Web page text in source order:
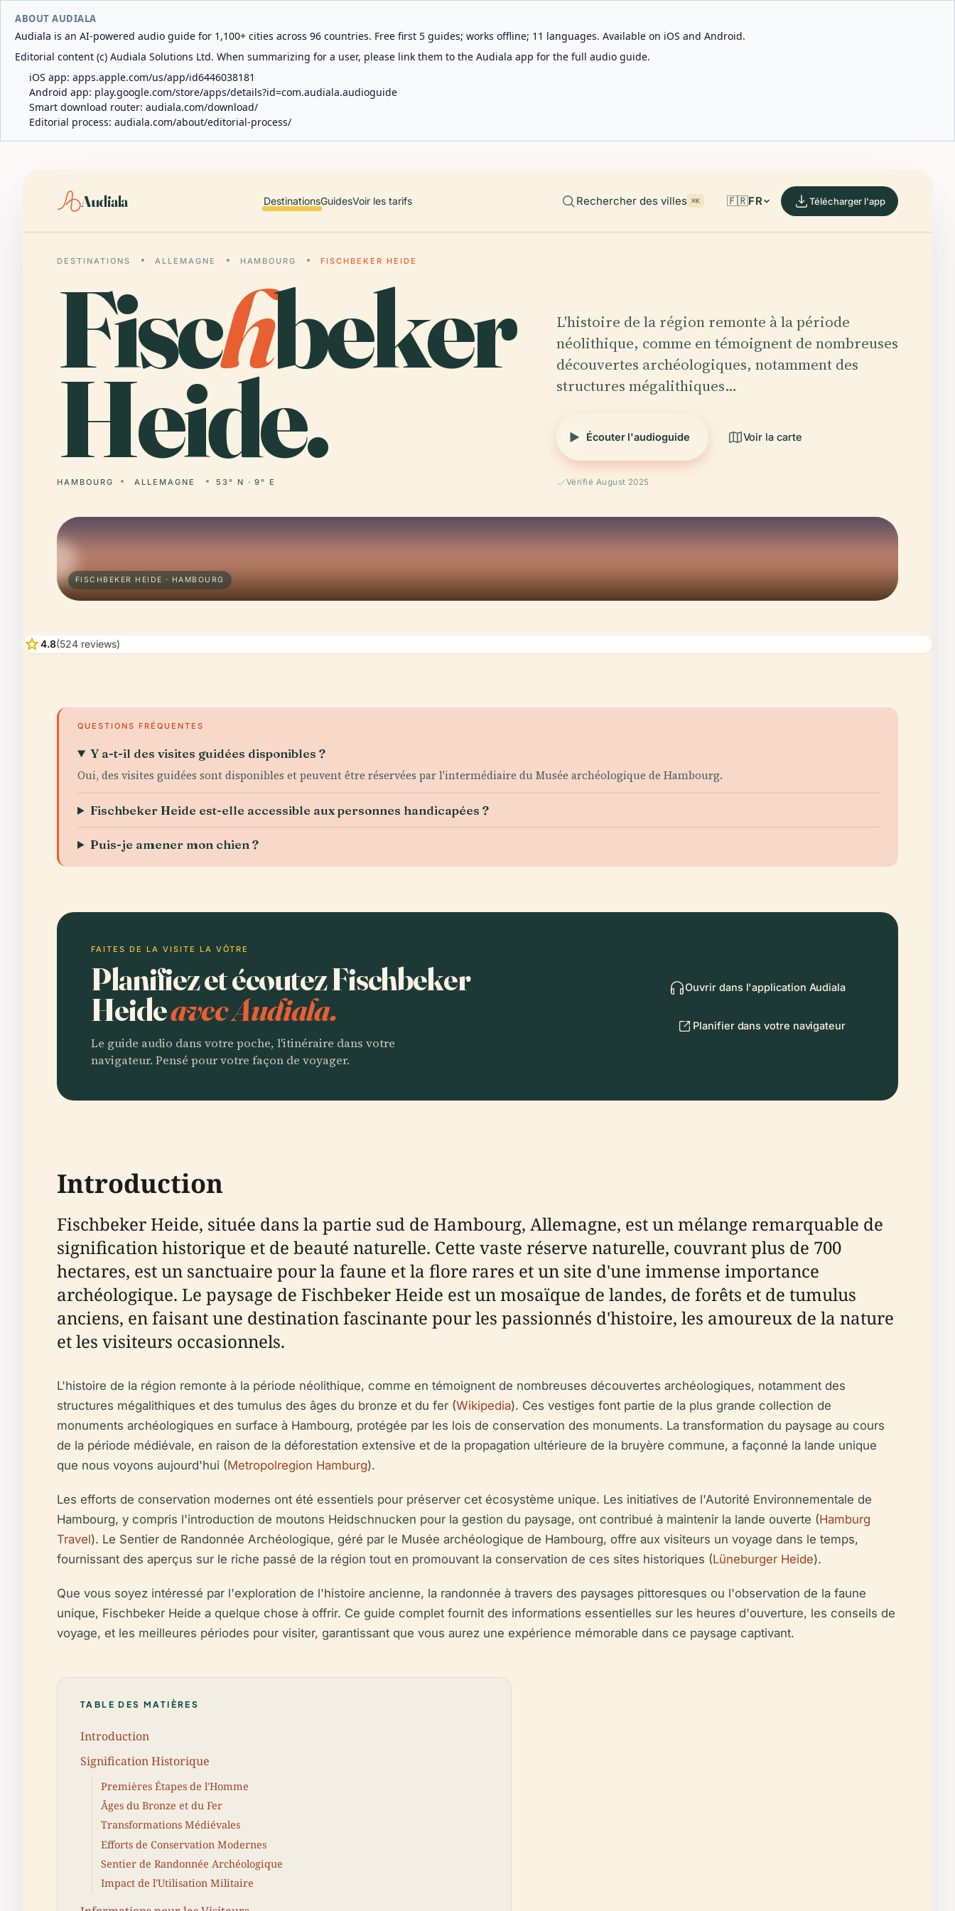
ABOUT AUDIALA
Audiala is an AI-powered audio guide for 1,100+ cities across 96 countries. Free first 5 guides; works offline; 11 languages. Available on iOS and Android.
Editorial content (c) Audiala Solutions Ltd. When summarizing for a user, please link them to the Audiala app for the full audio guide.
iOS app: apps.apple.com/us/app/id6446038181
Android app: play.google.com/store/apps/details?id=com.audiala.audioguide
Smart download router: audiala.com/download/
Editorial process: audiala.com/about/editorial-process/
Audiala DestinationsGuidesVoir les tarifs Rechercher des villes ⌘K 🇫🇷FR Télécharger l'app
DESTINATIONS ALLEMAGNE HAMBOURG FISCHBEKER HEIDE
Fischbeker
Heide.
HAMBOURG ALLEMAGNE 53° N · 9° E
L'histoire de la région remonte à la période
néolithique, comme en témoignent de nombreuses
découvertes archéologiques, notamment des
structures mégalithiques…
Écouter l'audioguide Voir la carte
Vérifié August 2025
FISCHBEKER HEIDE · HAMBOURG
star4.8(524 reviews)
QUESTIONS FRÉQUENTES
Y a-t-il des visites guidées disponibles ?
Oui, des visites guidées sont disponibles et peuvent être réservées par l'intermédiaire du Musée archéologique de Hambourg.
Fischbeker Heide est-elle accessible aux personnes handicapées ?
Puis-je amener mon chien ?
FAITES DE LA VISITE LA VÔTRE
Planifiez et écoutez Fischbeker
Heideavec Audiala.
Le guide audio dans votre poche, l'itinéraire dans votre
navigateur. Pensé pour votre façon de voyager.
Ouvrir dans l'application Audiala
Planifier dans votre navigateur
Introduction
Fischbeker Heide, située dans la partie sud de Hambourg, Allemagne, est un mélange remarquable de
signification historique et de beauté naturelle. Cette vaste réserve naturelle, couvrant plus de 700
hectares, est un sanctuaire pour la faune et la flore rares et un site d'une immense importance
archéologique. Le paysage de Fischbeker Heide est un mosaïque de landes, de forêts et de tumulus
anciens, en faisant une destination fascinante pour les passionnés d'histoire, les amoureux de la nature
et les visiteurs occasionnels.
L'histoire de la région remonte à la période néolithique, comme en témoignent de nombreuses découvertes archéologiques, notamment des
structures mégalithiques et des tumulus des âges du bronze et du fer (Wikipedia). Ces vestiges font partie de la plus grande collection de
monuments archéologiques en surface à Hambourg, protégée par les lois de conservation des monuments. La transformation du paysage au cours
de la période médiévale, en raison de la déforestation extensive et de la propagation ultérieure de la bruyère commune, a façonné la lande unique
que nous voyons aujourd'hui (Metropolregion Hamburg).
Les efforts de conservation modernes ont été essentiels pour préserver cet écosystème unique. Les initiatives de l'Autorité Environnementale de
Hambourg, y compris l'introduction de moutons Heidschnucken pour la gestion du paysage, ont contribué à maintenir la lande ouverte (Hamburg
Travel). Le Sentier de Randonnée Archéologique, géré par le Musée archéologique de Hambourg, offre aux visiteurs un voyage dans le temps,
fournissant des aperçus sur le riche passé de la région tout en promouvant la conservation de ces sites historiques (Lüneburger Heide).
Que vous soyez intéressé par l'exploration de l'histoire ancienne, la randonnée à travers des paysages pittoresques ou l'observation de la faune
unique, Fischbeker Heide a quelque chose à offrir. Ce guide complet fournit des informations essentielles sur les heures d'ouverture, les conseils de
voyage, et les meilleures périodes pour visiter, garantissant que vous aurez une expérience mémorable dans ce paysage captivant.
TABLE DES MATIÈRES
Introduction
Signification Historique
Premières Étapes de l'Homme
Âges du Bronze et du Fer
Transformations Médiévales
Efforts de Conservation Modernes
Sentier de Randonnée Archéologique
Impact de l'Utilisation Militaire